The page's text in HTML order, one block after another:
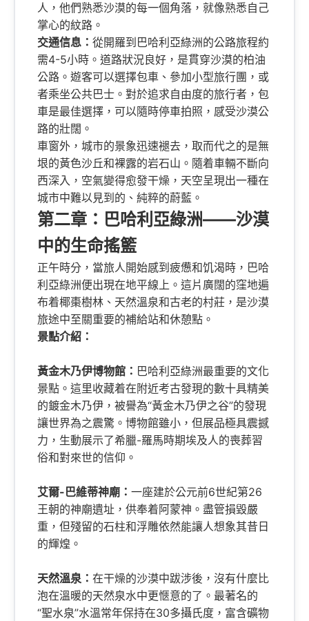
人，他們熟悉沙漠的每一個角落，就像熟悉自己
掌心的紋路。
交通信息： 從開羅到巴哈利亞綠洲的公路旅程約
需4-5小時。道路狀況良好，是貫穿沙漠的柏油
公路。遊客可以選擇包車、參加小型旅行團，或
者乘坐公共巴士。對於追求自由度的旅行者，包
車是最佳選擇，可以隨時停車拍照，感受沙漠公
路的壯闊。
車窗外，城市的景象迅速褪去，取而代之的是無
垠的黃色沙丘和裸露的岩石山。隨着車輛不斷向
西深入，空氣變得愈發干燥，天空呈現出一種在
城市中難以見到的、純粹的蔚藍。
第二章：巴哈利亞綠洲——沙漠
中的生命搖籃
正午時分，當旅人開始感到疲憊和饥渴時，巴哈
利亞綠洲便出現在地平線上。這片廣闊的窪地遍
布着椰棗樹林、天然溫泉和古老的村莊，是沙漠
旅途中至關重要的補給站和休憩點。
景點介紹：
黃金木乃伊博物館： 巴哈利亞綠洲最重要的文化
景點。這里收藏着在附近考古發現的數十具精美
的鍍金木乃伊，被譽為“黃金木乃伊之谷”的發現
讓世界為之震驚。博物館雖小，但展品極具震撼
力，生動展示了希臘-羅馬時期埃及人的喪葬習
俗和對來世的信仰。
艾爾-巴維蒂神廟： 一座建於公元前6世紀第26
王朝的神廟遺址，供奉着阿蒙神。盡管損毀嚴
重，但殘留的石柱和浮雕依然能讓人想象其昔日
的輝煌。
天然溫泉： 在干燥的沙漠中跋涉後，沒有什麼比
泡在溫暖的天然泉水中更愜意的了。最著名的
“聖水泉”水溫常年保持在30多攝氏度，富含礦物